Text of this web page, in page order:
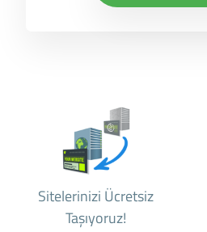
Sitelerinizi Ücretsiz
Taşıyoruz!